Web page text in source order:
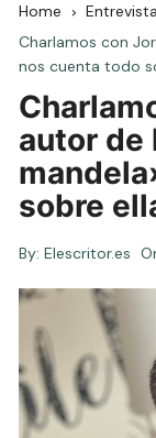
Home
Charlamos con
nos cuenta todo
autor de
sobre
By: Elescritor.es